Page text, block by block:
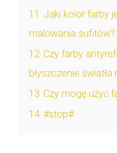
11 Jaki kolor farby
malowania sufitów?
12 Czy farby
błyszczenie światła
13 Czy mogę użyć
14 #stop#